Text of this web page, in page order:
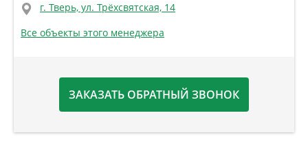
г. Тверь, ул. Трёхсвятская, 14
Все объекты этого менеджера
ЗАКАЗАТЬ ОБРАТНЫЙ ЗВОНОК